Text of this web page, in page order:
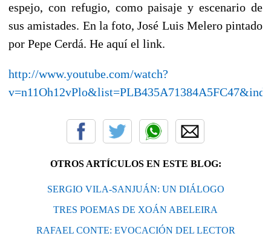
espejo, con refugio, como paisaje y escenario de
sus amistades. En la foto, José Luis Melero pintado
por Pepe Cerdá. He aquí el link.
http://www.youtube.com/watch?
OTROS ARTÍCULOS EN ESTE BLOG:
SERGIO VILA-SANJUÁN: UN DIÁLOGO
TRES POEMAS DE XOÁN ABELEIRA
RAFAEL CONTE: EVOCACIÓN DEL LECTOR